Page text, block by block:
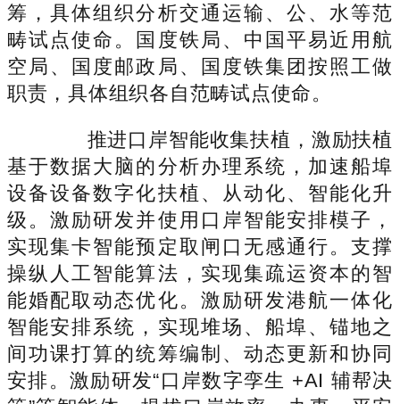
筹，具体组织分析交通运输、公、水等范
畴试点使命。国度铁局、中国平易近用航
空局、国度邮政局、国度铁集团按照工做
职责，具体组织各自范畴试点使命。
推进口岸智能收集扶植，激励扶植
基于数据大脑的分析办理系统，加速船埠
设备设备数字化扶植、从动化、智能化升
级。激励研发并使用口岸智能安排模子，
实现集卡智能预定取闸口无感通行。支撑
操纵人工智能算法，实现集疏运资本的智
能婚配取动态优化。激励研发港航一体化
智能安排系统，实现堆场、船埠、锚地之
间功课打算的统筹编制、动态更新和协同
安排。激励研发“口岸数字孪生 +AI 辅帮决